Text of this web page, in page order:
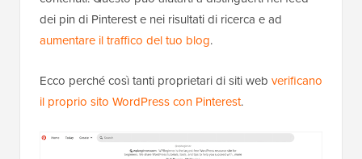
dei pin di Pinterest e nei risultati di ricerca e ad
aumentare il traffico del tuo blog.
Ecco perché così tanti proprietari di siti web verificano
il proprio sito WordPress con Pinterest.